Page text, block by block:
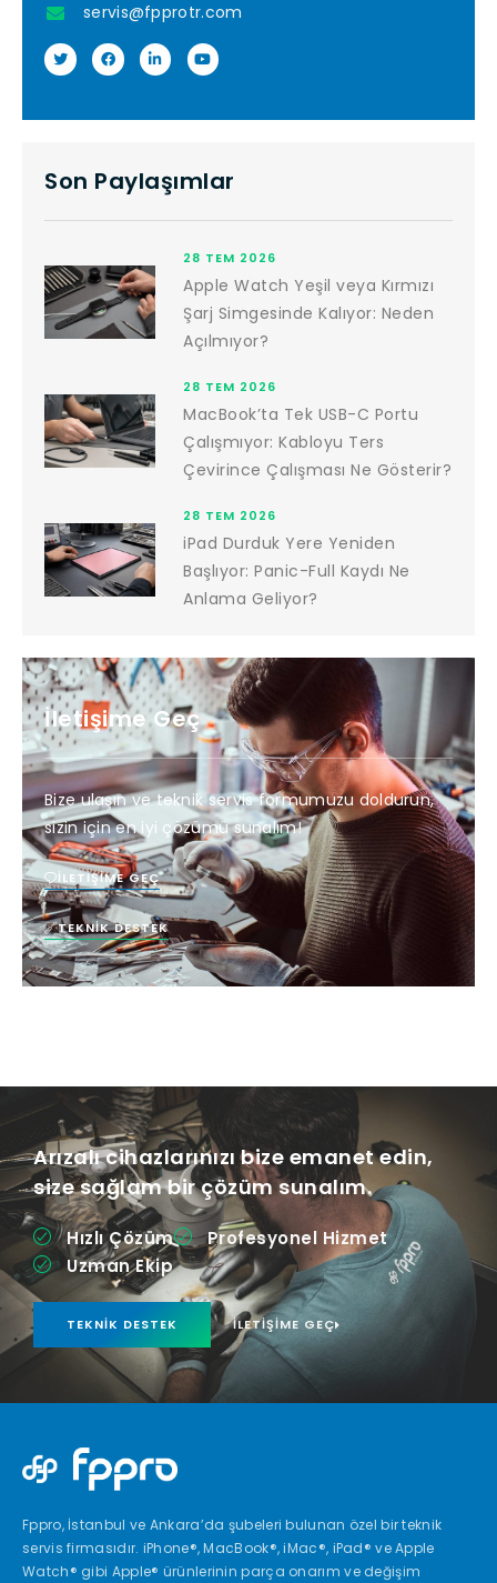
servis@fpprotr.com
Son Paylaşımlar
28 TEM 2026
Apple Watch Yeşil veya Kırmızı
Şarj Simgesinde Kalıyor: Neden
Açılmıyor?
28 TEM 2026
MacBook’ta Tek USB-C Portu
Çalışmıyor: Kabloyu Ters
Çevirince Çalışması Ne Gösterir?
28 TEM 2026
iPad Durduk Yere Yeniden
Başlıyor: Panic-Full Kaydı Ne
Anlama Geliyor?
İletişime Geç
Bize ulaşın ve teknik servis formumuzu doldurun,
sizin için en iyi çözümü sunalım!
İLETIŞIME GEÇ
TEKNIK DESTEK
Arızalı cihazlarınızı bize emanet edin,
size sağlam bir çözüm sunalım.
Hızlı Çözüm
Profesyonel Hizmet
Uzman Ekip
TEKNIK DESTEK İLETIŞIME GEÇ
Fppro, İstanbul ve Ankara’da şubeleri bulunan özel bir teknik
servis firmasıdır. iPhone®, MacBook®, iMac®, iPad® ve Apple
Watch® gibi Apple® ürünlerinin parça onarım ve değişim